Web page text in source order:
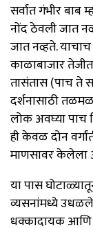
सर्वात गंभीर बाब
नोंद ठेवली जात
जात नव्हते.
काळाबाजार
तासंतास (पाच ते
दर्शनासाठी
लोक अवघ्या पाच
ही केवळ दोन
माणसावर केलेला
या पास
व्यसनांमध्ये
धक्कादायक आणि